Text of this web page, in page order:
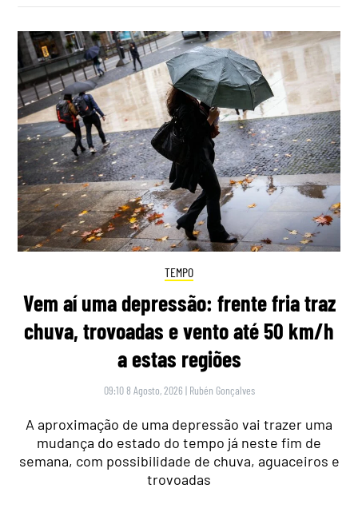
TEMPO
Vem aí uma depressão: frente fria traz
chuva, trovoadas e vento até 50 km/h
a estas regiões
09:10 8 Agosto, 2026 | Rubén Gonçalves
A aproximação de uma depressão vai trazer uma
mudança do estado do tempo já neste fim de
semana, com possibilidade de chuva, aguaceiros e
trovoadas